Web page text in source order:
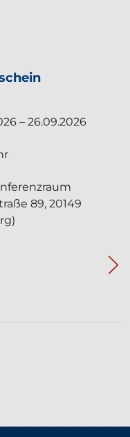
LK-
– 26.09.2026
89, 20149